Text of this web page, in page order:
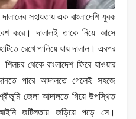
সহায়তায় এক বাংলাদেশি যুবক
করে। দালালই তাকে নিয়ে আসে
রেখে পালিয়ে যায় দালাল। এরপর
থেকে বাংলাদেশ ফিরে যাওয়ার
পারে আদালতে গেলেই সহজে
জেলা আদালতে গিয়ে উপস্থিত
জটিলতায় জড়িয়ে পড়ে সে।